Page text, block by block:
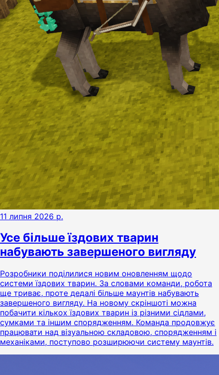
11 липня 2026 р.
Усе більше їздових тварин
набувають завершеного вигляду
Розробники поділилися новим оновленням щодо
системи їздових тварин. За словами команди, робота
ще триває, проте дедалі більше маунтів набувають
завершеного вигляду. На новому скріншоті можна
побачити кількох їздових тварин із різними сідлами,
сумками та іншим спорядженням. Команда продовжує
працювати над візуальною складовою, спорядженням і
механіками, поступово розширюючи систему маунтів.